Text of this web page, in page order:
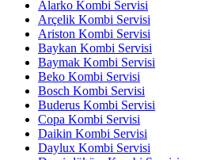
Alarko Kombi Servisi
Arçelik Kombi Servisi
Ariston Kombi Servisi
Baykan Kombi Servisi
Baymak Kombi Servisi
Beko Kombi Servisi
Bosch Kombi Servisi
Buderus Kombi Servisi
Copa Kombi Servisi
Daikin Kombi Servisi
Daylux Kombi Servisi